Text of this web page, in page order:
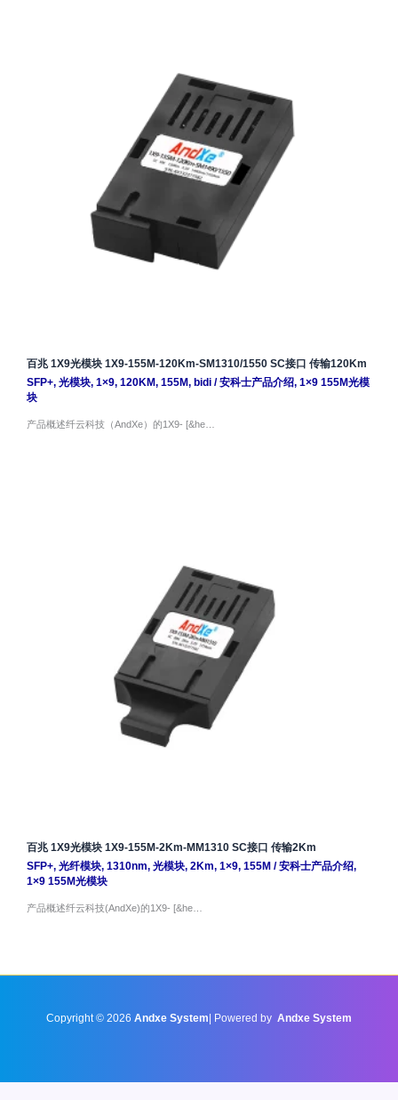
百兆 1X9光模块 1X9-155M-120Km-SM1310/1550 SC接口 传输120Km
SFP+, 光模块, 1×9, 120KM, 155M, bidi/安科士产品介绍, 1×9 155M光模
块
产品概述纤云科技（AndXe）的1X9- [&he…
百兆 1X9光模块 1X9-155M-2Km-MM1310 SC接口 传输2Km
SFP+, 光纤模块, 1310nm, 光模块, 2Km, 1×9, 155M /安科士产品介绍,
1×9 155M光模块
产品概述纤云科技(AndXe)的1X9- [&he…
Copyright © 2026 Andxe System | Powered by Andxe System